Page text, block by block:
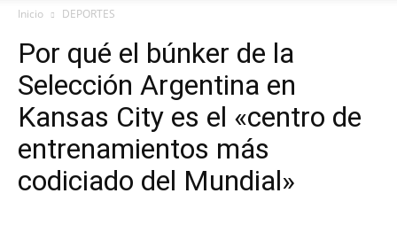
Inicio DEPORTES
Por qué el búnker de la
Selección Argentina en
Kansas City es el «centro de
entrenamientos más
codiciado del Mundial»